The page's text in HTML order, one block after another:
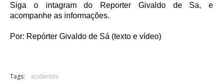
Siga o intagram do Reporter Givaldo de Sa, e
acompanhe as informações.
Por: Repórter Givaldo de Sá (texto e vídeo)
Tags: acidentes